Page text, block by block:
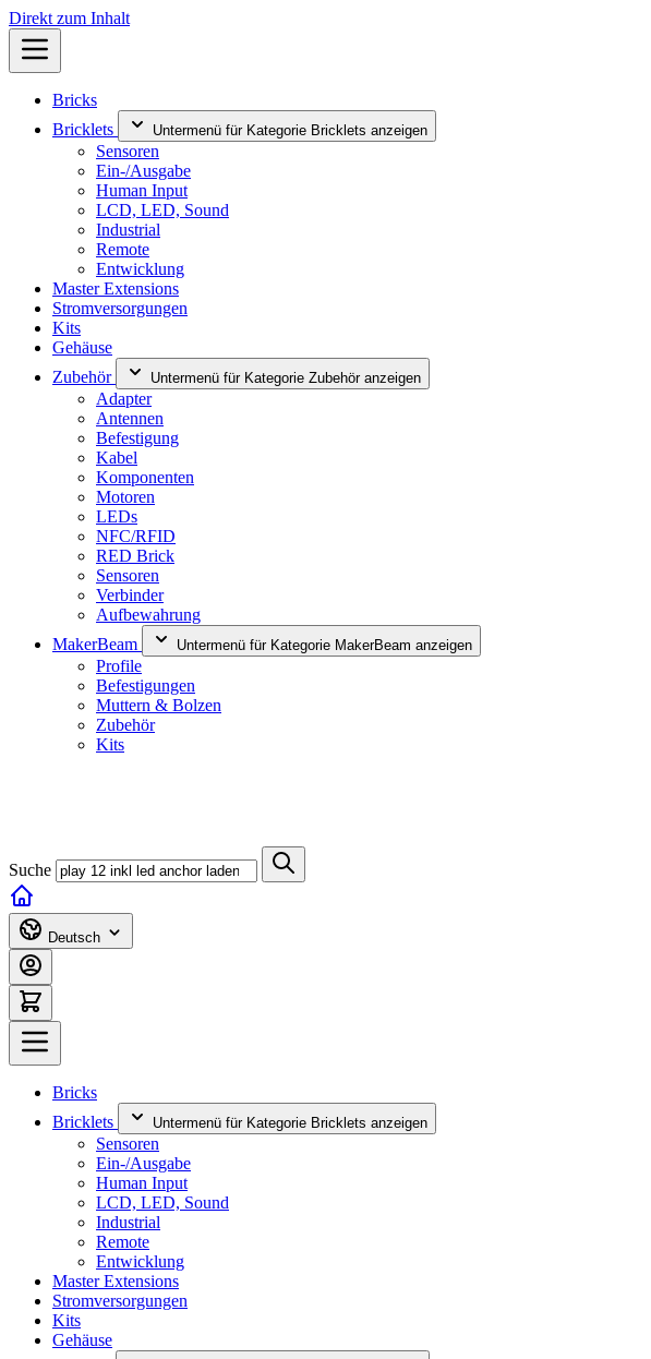
Direkt zum Inhalt
Bricks
Bricklets
Untermenü für Kategorie Bricklets anzeigen
Sensoren
Ein-/Ausgabe
Human Input
LCD, LED, Sound
Industrial
Remote
Entwicklung
Master Extensions
Stromversorgungen
Kits
Gehäuse
Zubehör
Untermenü für Kategorie Zubehör anzeigen
Adapter
Antennen
Befestigung
Kabel
Komponenten
Motoren
LEDs
NFC/RFID
RED Brick
Sensoren
Verbinder
Aufbewahrung
MakerBeam
Untermenü für Kategorie MakerBeam anzeigen
Profile
Befestigungen
Muttern & Bolzen
Zubehör
Kits
Suche
Deutsch
Bricks
Bricklets
Untermenü für Kategorie Bricklets anzeigen
Sensoren
Ein-/Ausgabe
Human Input
LCD, LED, Sound
Industrial
Remote
Entwicklung
Master Extensions
Stromversorgungen
Kits
Gehäuse